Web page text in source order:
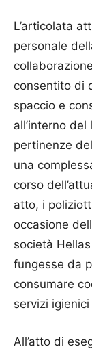
L’articolata
personale
consentito di
spaccio e
all’interno
pertinenze
una
corso
atto, i
occasione
società
fungesse da
consumare
servizi igienici
All’atto di